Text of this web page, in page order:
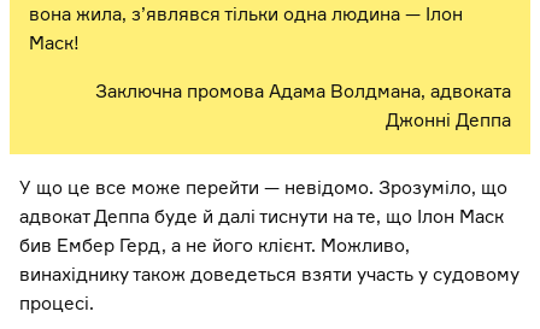
вона жила, з’являвся тільки одна людина — Ілон
Маск!
Заключна промова Адама Волдмана, адвоката
Джонні Деппа
У що це все може перейти — невідомо. Зрозуміло, що
адвокат Деппа буде й далі тиснути на те, що Ілон Маск
бив Ембер Герд, а не його клієнт. Можливо,
винахіднику також доведеться взяти участь у судовому
процесі.